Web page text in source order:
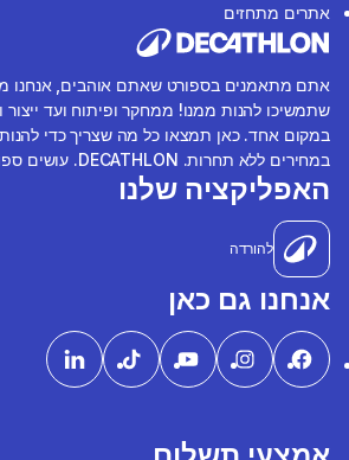
אתרים מתחזים
אתם מתאמנים בספורט שאתם אוהבים, אנחנו
שתמשיכו להנות ממנו! ממחקר ופיתוח ועד ייצור
במקום אחד. כאן תמצאו כל מה שצריך כדי להנות
במחירים ללא תחרות. DECATHLON. עושים ספורט יחד!
האפליקציה שלנו
להורדה
אנחנו גם כאן